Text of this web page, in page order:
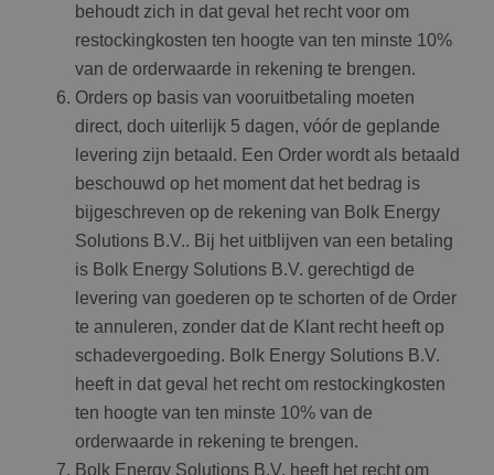
behoudt zich in dat geval het recht voor om
restockingkosten ten hoogte van ten minste 10%
van de orderwaarde in rekening te brengen.
Orders op basis van vooruitbetaling moeten
direct, doch uiterlijk 5 dagen, vóór de geplande
levering zijn betaald. Een Order wordt als betaald
beschouwd op het moment dat het bedrag is
bijgeschreven op de rekening van Bolk Energy
Solutions B.V.. Bij het uitblijven van een betaling
is Bolk Energy Solutions B.V. gerechtigd de
levering van goederen op te schorten of de Order
te annuleren, zonder dat de Klant recht heeft op
schadevergoeding. Bolk Energy Solutions B.V.
heeft in dat geval het recht om restockingkosten
ten hoogte van ten minste 10% van de
orderwaarde in rekening te brengen.
Bolk Energy Solutions B.V. heeft het recht om